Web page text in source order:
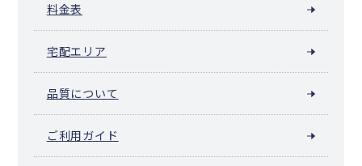
料金表
宅配エリア
品質について
ご利用ガイド